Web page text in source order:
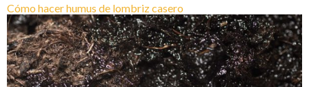
Cómo hacer humus de lombriz casero